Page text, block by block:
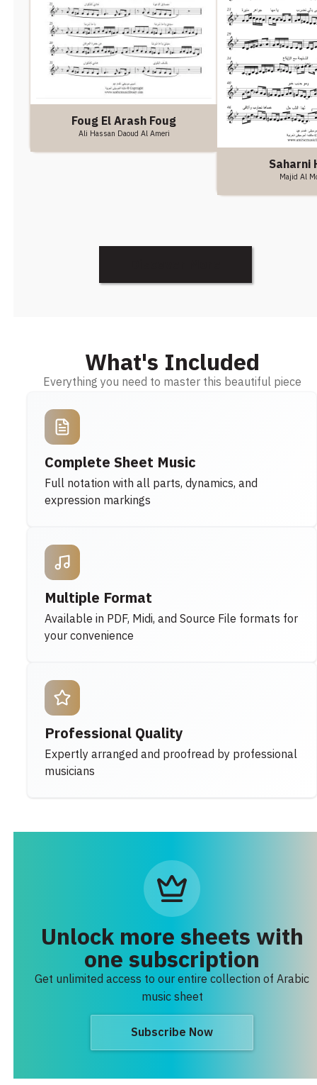
Foug El Arash Foug
Ali Hassan Daoud Al Ameri
Saharni
Majid Al
What's Included
Everything you need to master this beautiful piece
Complete Sheet Music
Full notation with all parts, dynamics, and
expression markings
Multiple Format
Available in PDF, Midi, and Source File formats for
your convenience
Professional Quality
Expertly arranged and proofread by professional
musicians
Unlock more sheets with
one subscription
Get unlimited access to our entire collection of Arabic
music sheet
Subscribe Now